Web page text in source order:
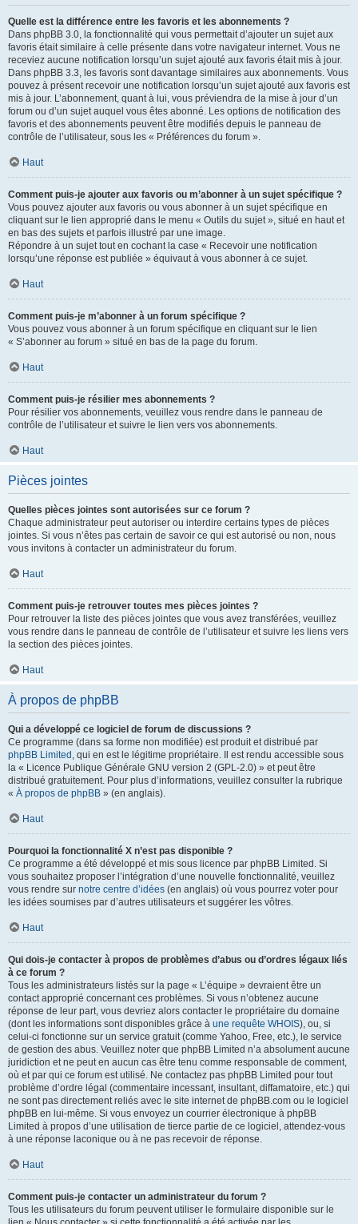
Quelle est la différence entre les favoris et les abonnements ?
Dans phpBB 3.0, la fonctionnalité qui vous permettait d’ajouter un sujet aux
favoris était similaire à celle présente dans votre navigateur internet. Vous ne
receviez aucune notification lorsqu’un sujet ajouté aux favoris était mis à jour.
Dans phpBB 3.3, les favoris sont davantage similaires aux abonnements. Vous
pouvez à présent recevoir une notification lorsqu’un sujet ajouté aux favoris est
mis à jour. L’abonnement, quant à lui, vous préviendra de la mise à jour d’un
forum ou d’un sujet auquel vous êtes abonné. Les options de notification des
favoris et des abonnements peuvent être modifiés depuis le panneau de
contrôle de l’utilisateur, sous les « Préférences du forum ».
Haut
Comment puis-je ajouter aux favoris ou m’abonner à un sujet spécifique ?
Vous pouvez ajouter aux favoris ou vous abonner à un sujet spécifique en
cliquant sur le lien approprié dans le menu « Outils du sujet », situé en haut et
en bas des sujets et parfois illustré par une image.
Répondre à un sujet tout en cochant la case « Recevoir une notification
lorsqu’une réponse est publiée » équivaut à vous abonner à ce sujet.
Haut
Comment puis-je m’abonner à un forum spécifique ?
Vous pouvez vous abonner à un forum spécifique en cliquant sur le lien
« S’abonner au forum » situé en bas de la page du forum.
Haut
Comment puis-je résilier mes abonnements ?
Pour résilier vos abonnements, veuillez vous rendre dans le panneau de
contrôle de l’utilisateur et suivre le lien vers vos abonnements.
Haut
Pièces jointes
Quelles pièces jointes sont autorisées sur ce forum ?
Chaque administrateur peut autoriser ou interdire certains types de pièces
jointes. Si vous n’êtes pas certain de savoir ce qui est autorisé ou non, nous
vous invitons à contacter un administrateur du forum.
Haut
Comment puis-je retrouver toutes mes pièces jointes ?
Pour retrouver la liste des pièces jointes que vous avez transférées, veuillez
vous rendre dans le panneau de contrôle de l’utilisateur et suivre les liens vers
la section des pièces jointes.
Haut
À propos de phpBB
Qui a développé ce logiciel de forum de discussions ?
Ce programme (dans sa forme non modifiée) est produit et distribué par
phpBB Limited , qui en est le légitime propriétaire. Il est rendu accessible sous
la « Licence Publique Générale GNU version 2 (GPL-2.0) » et peut être
distribué gratuitement. Pour plus d’informations, veuillez consulter la rubrique
« À propos de phpBB » (en anglais).
Haut
Pourquoi la fonctionnalité X n’est pas disponible ?
Ce programme a été développé et mis sous licence par phpBB Limited. Si
vous souhaitez proposer l’intégration d’une nouvelle fonctionnalité, veuillez
vous rendre sur notre centre d’idées (en anglais) où vous pourrez voter pour
les idées soumises par d’autres utilisateurs et suggérer les vôtres.
Haut
Qui dois-je contacter à propos de problèmes d’abus ou d’ordres légaux liés
à ce forum ?
Tous les administrateurs listés sur la page « L’équipe » devraient être un
contact approprié concernant ces problèmes. Si vous n’obtenez aucune
réponse de leur part, vous devriez alors contacter le propriétaire du domaine
(dont les informations sont disponibles grâce à une requête WHOIS), ou, si
celui-ci fonctionne sur un service gratuit (comme Yahoo, Free, etc.), le service
de gestion des abus. Veuillez noter que phpBB Limited n’a absolument aucune
juridiction et ne peut en aucun cas être tenu comme responsable de comment,
où et par qui ce forum est utilisé. Ne contactez pas phpBB Limited pour tout
problème d’ordre légal (commentaire incessant, insultant, diffamatoire, etc.) qui
ne sont pas directement reliés avec le site internet de phpBB.com ou le logiciel
phpBB en lui-même. Si vous envoyez un courrier électronique à phpBB
Limited à propos d’une utilisation de tierce partie de ce logiciel, attendez-vous
à une réponse laconique ou à ne pas recevoir de réponse.
Haut
Comment puis-je contacter un administrateur du forum ?
Tous les utilisateurs du forum peuvent utiliser le formulaire disponible sur le